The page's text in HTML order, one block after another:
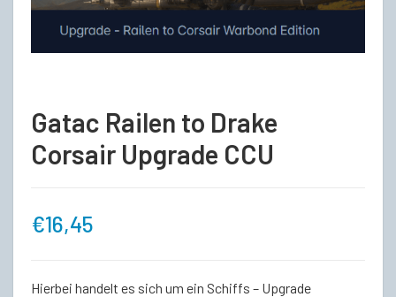
Gatac Railen to Drake
Corsair Upgrade CCU
€16,45
Hierbei handelt es sich um ein Schiffs – Upgrade